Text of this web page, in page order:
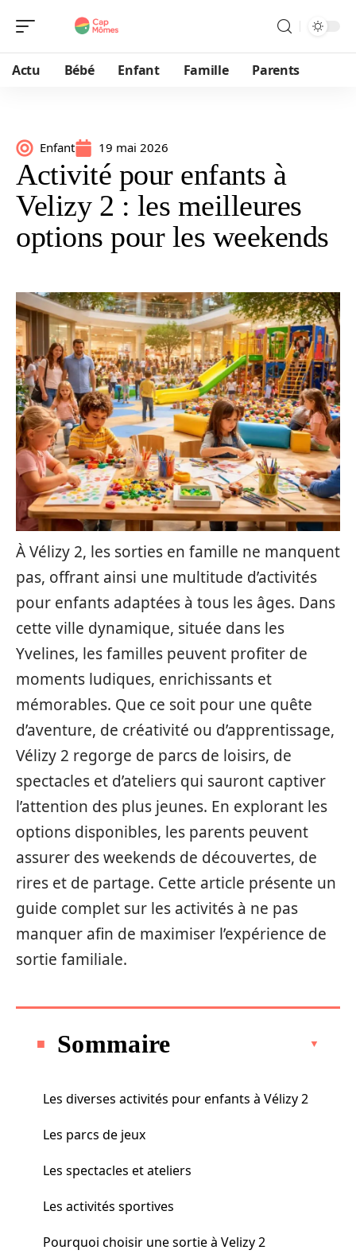
Actu Bébé Enfant Famille Parents
Enfant 19 mai 2026
Activité pour enfants à
Velizy 2 : les meilleures
options pour les weekends
À Vélizy 2, les sorties en famille ne manquent
pas, offrant ainsi une multitude d’activités
pour enfants adaptées à tous les âges. Dans
cette ville dynamique, située dans les
Yvelines, les familles peuvent profiter de
moments ludiques, enrichissants et
mémorables. Que ce soit pour une quête
d’aventure, de créativité ou d’apprentissage,
Vélizy 2 regorge de parcs de loisirs, de
spectacles et d’ateliers qui sauront captiver
l’attention des plus jeunes. En explorant les
options disponibles, les parents peuvent
assurer des weekends de découvertes, de
rires et de partage. Cette article présente un
guide complet sur les activités à ne pas
manquer afin de maximiser l’expérience de
sortie familiale.
Sommaire
Les diverses activités pour enfants à Vélizy 2
Les parcs de jeux
Les spectacles et ateliers
Les activités sportives
Pourquoi choisir une sortie à Velizy 2